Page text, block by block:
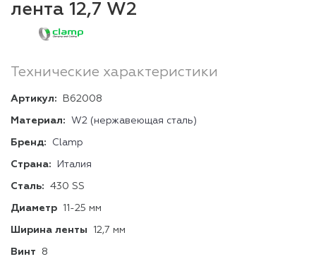
лента 12,7 W2
Технические характеристики
Артикул: B62008
Материал: W2 (нержавеющая сталь)
Бренд: Clamp
Страна: Италия
Сталь: 430 SS
Диаметр 11-25 мм
Ширина ленты 12,7 мм
Винт 8